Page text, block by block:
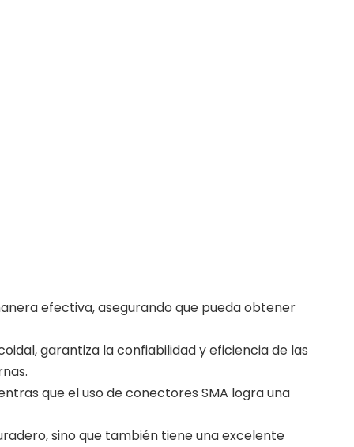
efectiva, asegurando que pueda obtener
garantiza la confiabilidad y eficiencia de las
que el uso de conectores SMA logra una
sino que también tiene una excelente